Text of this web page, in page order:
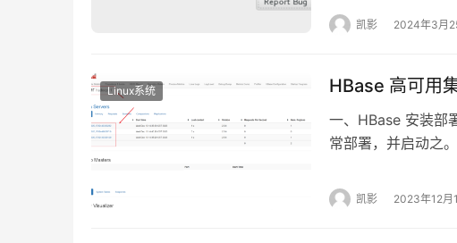
report the buy
encountered an
凯影 2024年3月
Linux系统 HBase 高可用
一、HBase 安装部
常部署，并启动之
HBase 的配置文件
凯影 2023年12月